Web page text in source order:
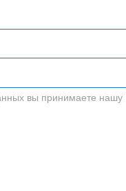
вы принимаете нашу